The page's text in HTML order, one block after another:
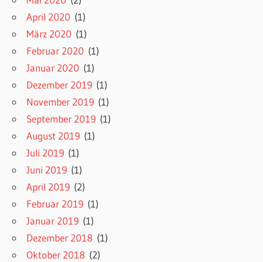
April 2020 (1)
März 2020 (1)
Februar 2020 (1)
Januar 2020 (1)
Dezember 2019 (1)
November 2019 (1)
September 2019 (1)
August 2019 (1)
Juli 2019 (1)
Juni 2019 (1)
April 2019 (2)
Februar 2019 (1)
Januar 2019 (1)
Dezember 2018 (1)
Oktober 2018 (2)